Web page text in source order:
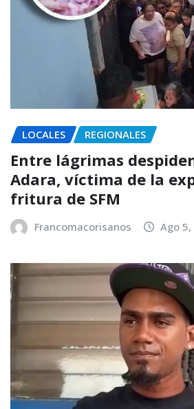
LOCALES REGIONALES
Entre lágrimas
Adara, víctima de la
fritura de SFM
Francomacorisanos Ago